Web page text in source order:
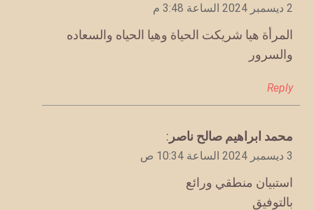
2 ديسمبر 2024 الساعة 3:48 م
المرأة هيا شريكت الحياة وهيا الحياه والسعاده
والسرور
Reply
يقول
محمد ابراهيم صالح ناصر :
3 ديسمبر 2024 الساعة 10:34 ص
استبيان منطقي ورائع
بالتوفيق